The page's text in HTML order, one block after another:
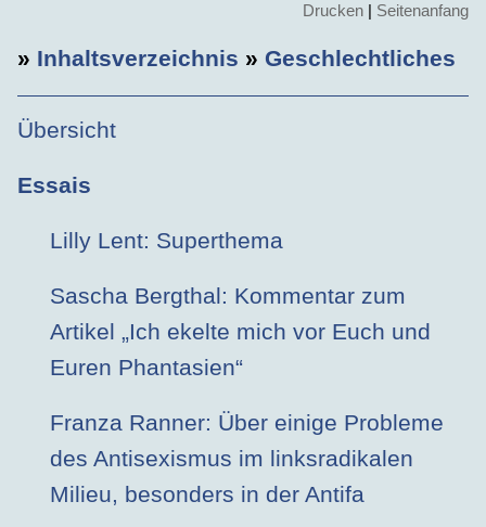
Drucken | Seitenanfang
» Inhaltsverzeichnis » Geschlechtliches
Übersicht
Essais
Lilly Lent: Superthema
Sascha Bergthal: Kommentar zum
Artikel „Ich ekelte mich vor Euch und
Euren Phantasien“
Franza Ranner: Über einige Probleme
des Antisexismus im linksradikalen
Milieu, besonders in der Antifa